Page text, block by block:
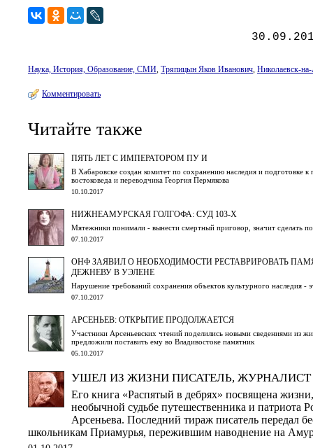
Наука, История, Образование, СМИ, Тряпицын Яков Иванович, Николаевск-
Комментировать
Читайте также
ПЯТЬ ЛЕТ С ИМПЕРАТОРОМ ПУ И
В Хабаровске создан комитет по сохранению наследия и подготовке к
востоковеда и переводчика Георгия Пермякова
10.10.2017
НИЖНЕАМУРСКАЯ ГОЛГОФА: СУД 103-Х
Мятежники понимали - вынести смертный приговор, значит сделать
07.10.2017
ОНФ ЗАЯВИЛ О НЕОБХОДИМОСТИ РЕСТАВРИРОВАТЬ
ДЕЖНЕВУ В УЭЛЕНЕ
Нарушение требований сохранения объектов культурного наследия -
07.10.2017
АРСЕНЬЕВ: ОТКРЫТИЕ ПРОДОЛЖАЕТСЯ
Участники Арсеньевских чтений поделились новыми сведениями из
предложили поставить ему во Владивостоке памятник
05.10.2017
УШЕЛ ИЗ ЖИЗНИ ПИСАТЕЛЬ,
Его книга «Распятый в дебрях» посвящена
необычной судьбе путешественника и патриота
Арсеньева. Последний тираж писатель передал
школьникам Приамурья, пережившим наводнение на